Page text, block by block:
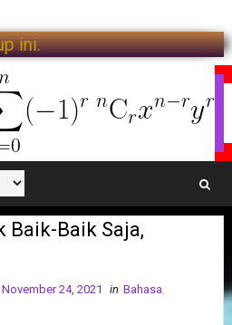
situs yang hidup ini.
Baik-Baik Saja,
24, 2021 in Bahasa,